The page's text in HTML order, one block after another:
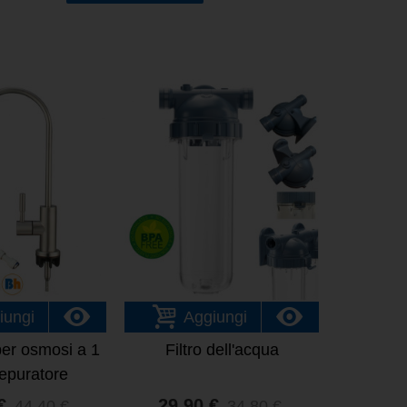
osmosi a 1
Aggiungi
Filtro dell'acqua